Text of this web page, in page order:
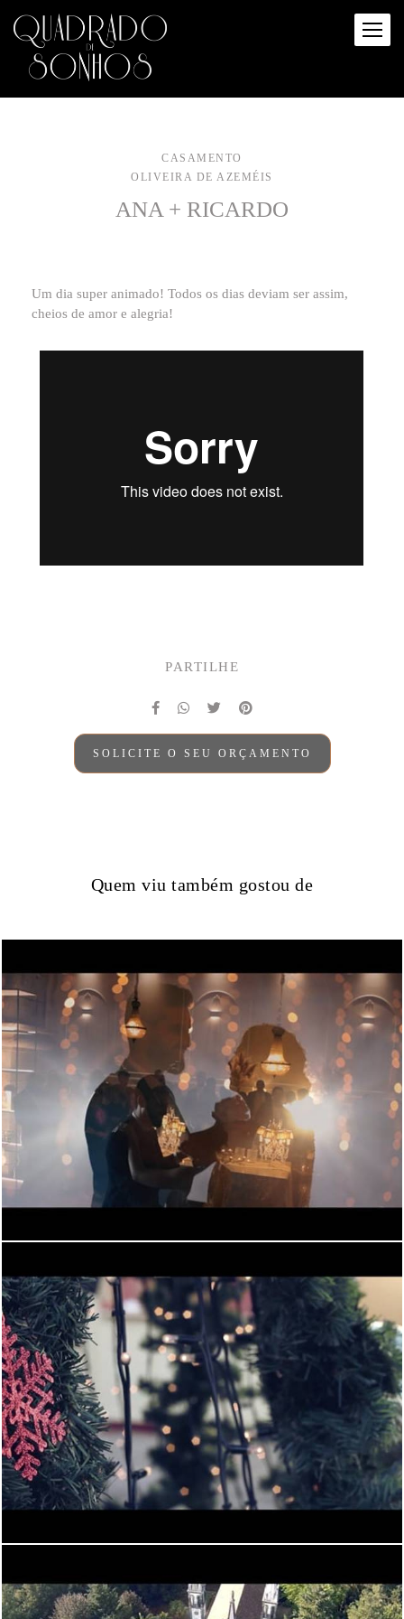
CASAMENTO
OLIVEIRA DE AZEMÉIS
ANA + RICARDO
Um dia super animado! Todos os dias deviam ser assim,
cheios de amor e alegria!
PARTILHE
SOLICITE O SEU ORÇAMENTO
Quem viu também gostou de